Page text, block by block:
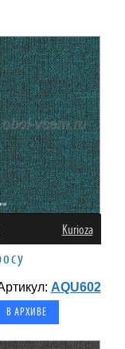
Kurioza
AQU602
В АРХИВЕ